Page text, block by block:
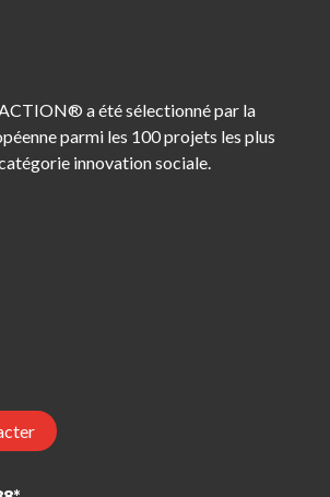
a été sélectionné par la
parmi les 100 projets les plus
innovation sociale.